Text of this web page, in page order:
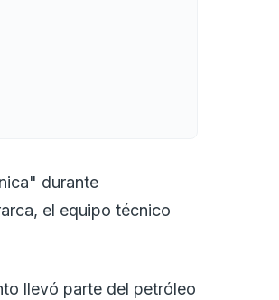
durante
el equipo técnico
llevó parte del petróleo